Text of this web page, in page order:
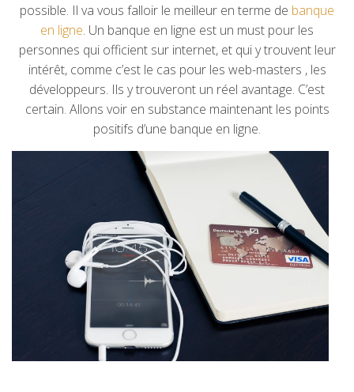
possible. Il va vous falloir le meilleur en terme de banque
en ligne. Un banque en ligne est un must pour les
personnes qui officient sur internet, et qui y trouvent leur
intérêt, comme c’est le cas pour les web-masters , les
développeurs. Ils y trouveront un réel avantage. C’est
certain. Allons voir en substance maintenant les points
positifs d’une banque en ligne.